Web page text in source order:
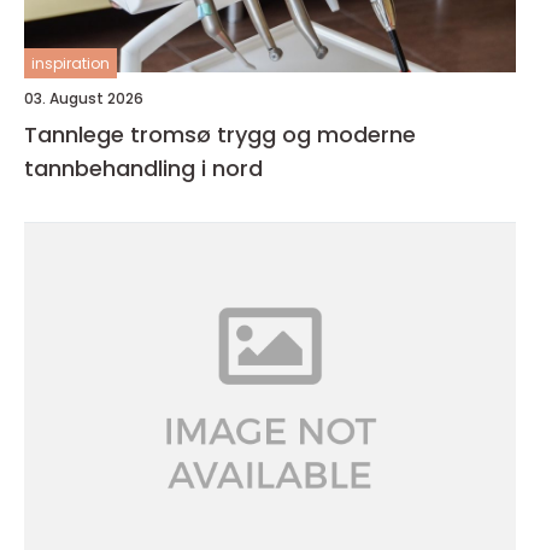
inspiration
03. August 2026
Tannlege tromsø trygg og moderne
tannbehandling i nord